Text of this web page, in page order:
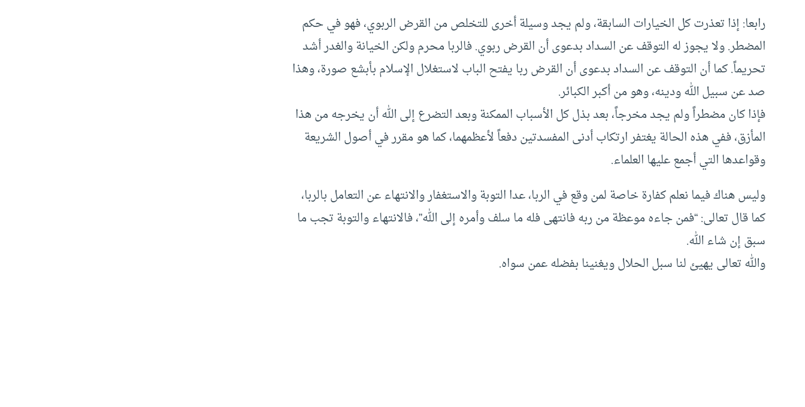
رابعا: إذا تعذرت كل الخيارات السابقة، ولم يجد وسيلة أخرى للتخلص من القرض الربوي، فهو في حكم
المضطر. ولا يجوز له التوقف عن السداد بدعوى أن القرض ربوي. فالربا محرم ولكن الخيانة والغدر أشد
تحريماً. كما أن التوقف عن السداد بدعوى أن القرض ربا يفتح الباب لاستغلال الإسلام بأبشع صورة، وهذا
صد عن سبيل الله ودينه، وهو من أكبر الكبائر.
فإذا كان مضطراً ولم يجد مخرجاً، بعد بذل كل الأسباب الممكنة وبعد التضرع إلى الله أن يخرجه من هذا
المأزق، ففي هذه الحالة يغتفر ارتكاب أدنى المفسدتين دفعاً لأعظمهما، كما هو مقرر في أصول الشريعة
وقواعدها التي أجمع عليها العلماء.
وليس هناك فيما نعلم كفارة خاصة لمن وقع في الربا، عدا التوبة والاستغفار والانتهاء عن التعامل بالربا،
كما قال تعالى: “فمن جاءه موعظة من ربه فانتهى فله ما سلف وأمره إلى الله”، فالانتهاء والتوبة تجب ما
سبق إن شاء الله.
والله تعالى يهيئ لنا سبل الحلال ويغنينا بفضله عمن سواه.